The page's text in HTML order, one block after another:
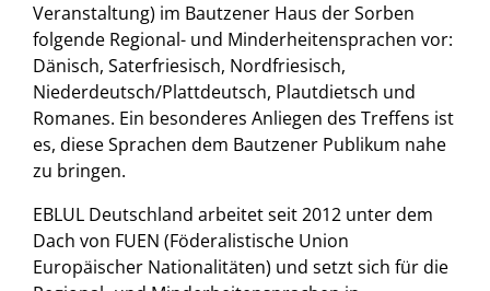
Veranstaltung) im Bautzener Haus der Sorben
folgende Regional- und Minderheitensprachen vor:
Dänisch, Saterfriesisch, Nordfriesisch,
Niederdeutsch/Plattdeutsch, Plautdietsch und
Romanes. Ein besonderes Anliegen des Treffens ist
es, diese Sprachen dem Bautzener Publikum nahe
zu bringen.
EBLUL Deutschland arbeitet seit 2012 unter dem
Dach von FUEN (Föderalistische Union
Europäischer Nationalitäten) und setzt sich für die